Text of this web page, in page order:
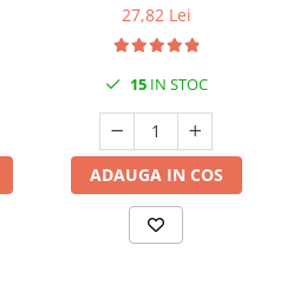
27,82 Lei
15IN STOC
ADAUGA IN COS